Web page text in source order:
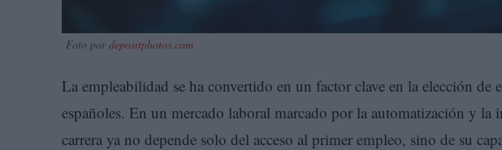
Foto pordepositphotos.com
La empleabilidad se ha convertido en un factor clave en la elección de
españoles. En un mercado laboral marcado por la automatización y
carrera ya no depende solo del acceso al primer empleo, sino de su